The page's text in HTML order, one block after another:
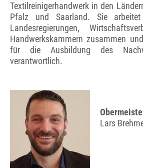
Textilreinigerhandwerk in den
Pfalz und Saarland. Sie
Landesregierungen,
Handwerkskammern zusammen
für die Ausbildung des
verantwortlich.
Lars